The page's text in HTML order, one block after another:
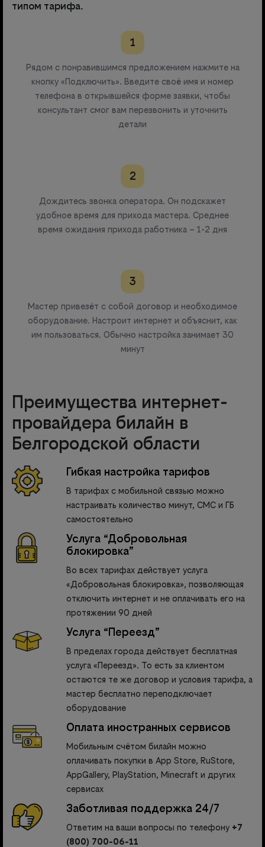
типом тарифа.
1
Рядом с понравившимся предложением нажмите на
кнопку «Подключить». Введите своё имя и номер
телефона в открывшейся форме заявки, чтобы
консультант смог вам перезвонить и уточнить
детали
2
Дождитесь звонка оператора. Он подскажет
удобное время для прихода мастера. Среднее
время ожидания прихода работника – 1-2 дня
3
Мастер привезёт с собой договор и необходимое
оборудование. Настроит интернет и объяснит, как
им пользоваться. Обычно настройка занимает 30
минут
Преимущества интернет-
провайдера билайн в
Белгородской области
Гибкая настройка тарифов
В тарифах с мобильной связью можно
настраивать количество минут, СМС и ГБ
самостоятельно
Услуга “Добровольная
блокировка”
Во всех тарифах действует услуга
«Добровольная блокировка», позволяющая
отключить интернет и не оплачивать его на
протяжении 90 дней
Услуга “Переезд”
В пределах города действует бесплатная
услуга «Переезд». То есть за клиентом
остаются те же договор и условия тарифа, а
мастер бесплатно переподключает
оборудование
Оплата иностранных сервисов
Мобильным счётом билайн можно
оплачивать покупки в App Store, RuStore,
AppGallery, PlayStation, Minecraft и других
сервисах
Заботливая поддержка 24/7
Ответим на ваши вопросы по телефону +7
(800) 700-06-11